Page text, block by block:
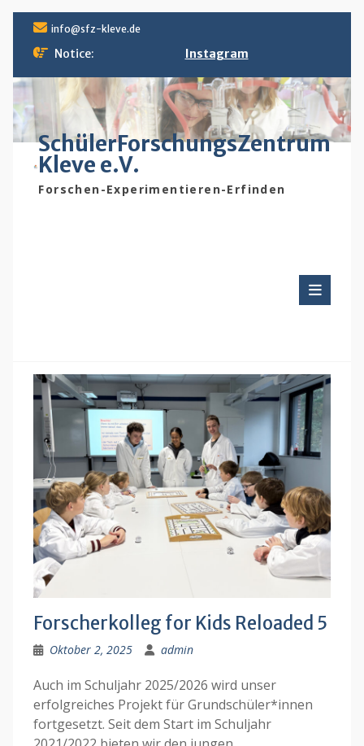
Skip
to
content
info@sfz-kleve.de
Notice: Instagram
SchülerForschungsZentrum
Kleve e.V.
Forschen-Experimentieren-Erfinden
Forscherkolleg for Kids Reloaded 5
Oktober 2, 2025 admin
Auch im Schuljahr 2025/2026 wird unser
erfolgreiches Projekt für Grundschüler*innen
fortgesetzt. Seit dem Start im Schuljahr